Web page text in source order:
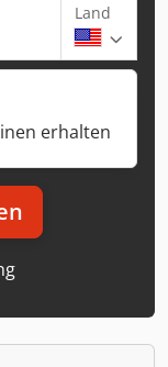
Land
erhalten